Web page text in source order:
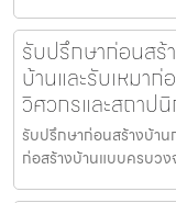
รับปรึกษาก่อนสร้
บ้านและรับเหมา
วิศวกรและสถาป
รับปรึกษาก่อนสร้างบ้าน
ก่อสร้างบ้านแบบครบว